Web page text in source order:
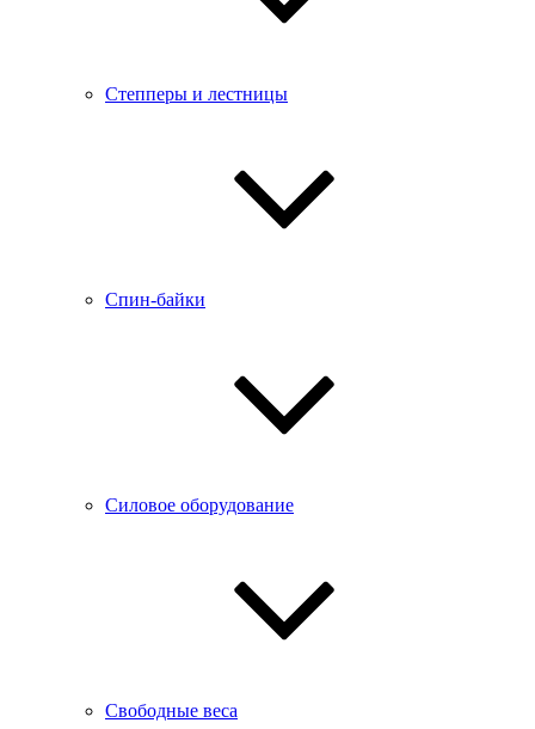
Степперы и лестницы
Спин-байки
Силовое оборудование
Свободные веса